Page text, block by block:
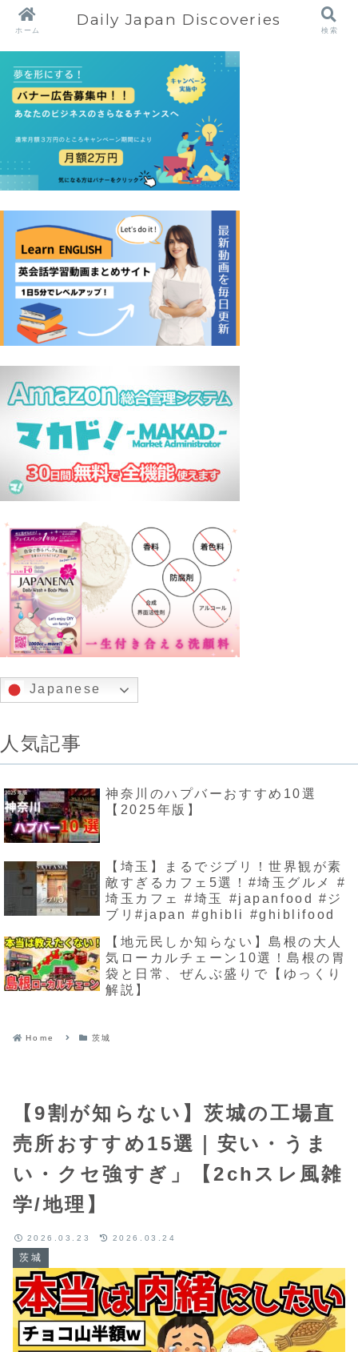
Japanese
人気記事
神奈川のハプバーおすすめ10選
【2025年版】
【埼玉】まるでジブリ！世界観が素
敵すぎるカフェ5選！#埼玉グルメ #
埼玉カフェ #埼玉 #japanfood #ジ
ブリ#japan #ghibli #ghiblifood
【地元民しか知らない】島根の大人
気ローカルチェーン10選！島根の胃
袋と日常、ぜんぶ盛りで【ゆっくり
解説】
Home 茨城
【9割が知らない】茨城の工場直
売所おすすめ15選｜安い・うま
い・クセ強すぎ」【2chスレ風雑
学/地理】
茨城
2026.03.23 2026.03.24
ホーム
Daily Japan Discoveries
検索